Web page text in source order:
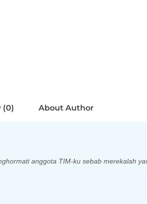
(0) About Author
anggota TIM-ku sebab merekalah